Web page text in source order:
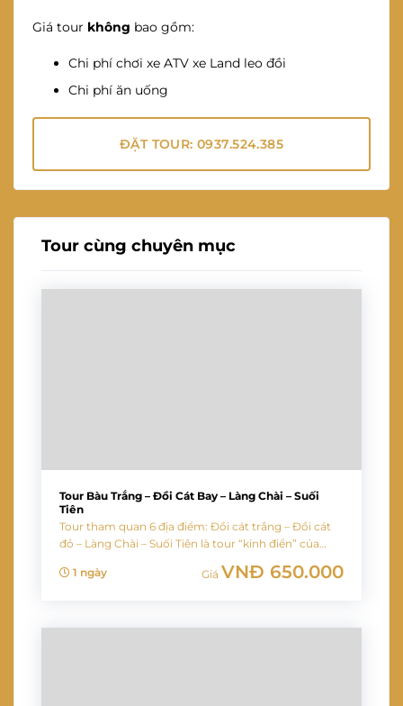
Giá tour không bao gồm:
Chi phí chơi xe ATV xe Land leo đồi
Chi phí ăn uống
ĐẶT TOUR: 0937.524.385
Tour cùng chuyên mục
Tour Bàu Trắng – Đồi Cát Bay – Làng Chài – Suối
Tiên
Tour tham quan 6 địa điểm: Đồi cát trắng – Đồi cát
đỏ – Làng Chài – Suối Tiên là tour “kinh điển” của
1 ngày
Giá VNĐ 650.000